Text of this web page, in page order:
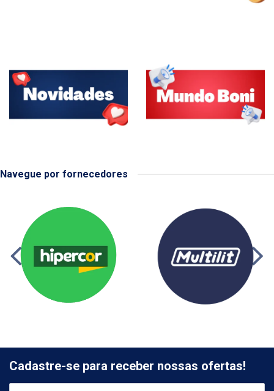
Navegue por fornecedores
Cadastre-se para receber nossas ofertas!